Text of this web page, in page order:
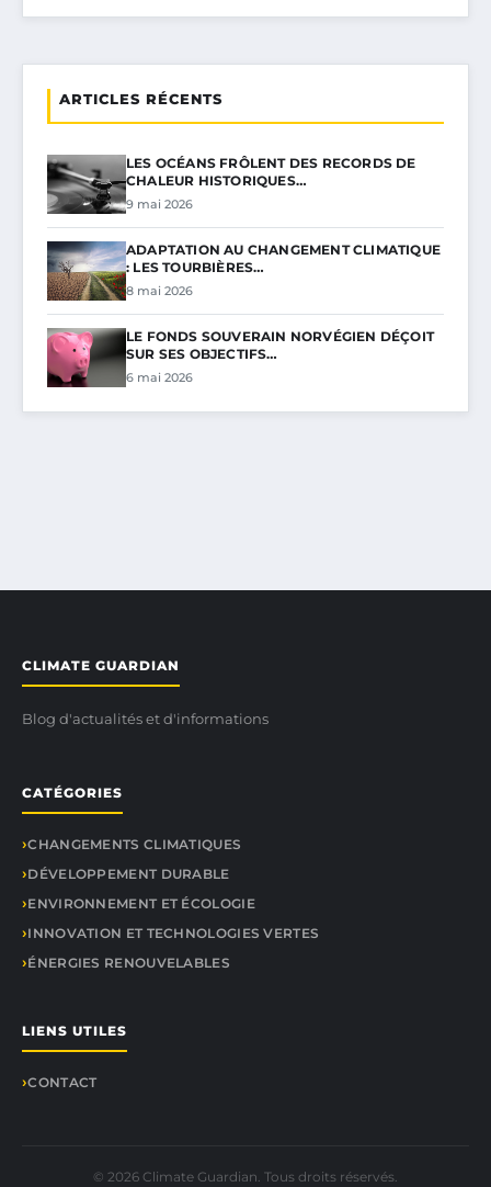
ARTICLES RÉCENTS
LES OCÉANS FRÔLENT DES RECORDS DE
CHALEUR HISTORIQUES…
9 mai 2026
ADAPTATION AU CHANGEMENT CLIMATIQUE
: LES TOURBIÈRES…
8 mai 2026
LE FONDS SOUVERAIN NORVÉGIEN DÉÇOIT
SUR SES OBJECTIFS…
6 mai 2026
CLIMATE GUARDIAN
Blog d'actualités et d'informations
CATÉGORIES
CHANGEMENTS CLIMATIQUES
DÉVELOPPEMENT DURABLE
ENVIRONNEMENT ET ÉCOLOGIE
INNOVATION ET TECHNOLOGIES VERTES
ÉNERGIES RENOUVELABLES
LIENS UTILES
CONTACT
© 2026 Climate Guardian. Tous droits réservés.